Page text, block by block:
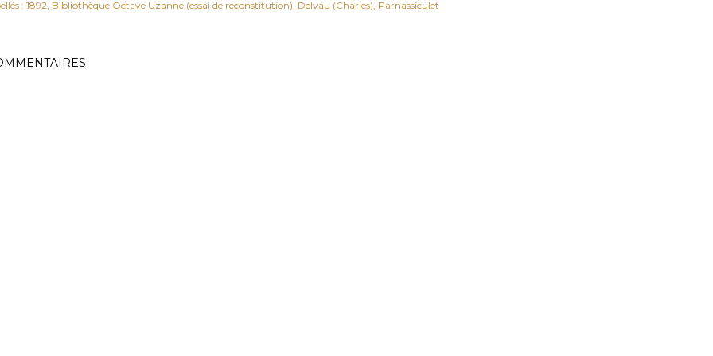
: 1892 Bibliothèque Octave Uzanne (essai de reconstitution) Delvau (Charles) Parnassiculet